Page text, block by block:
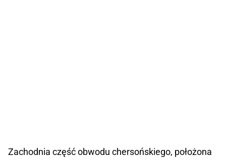
Zachodnia część obwodu chersońskiego, położona